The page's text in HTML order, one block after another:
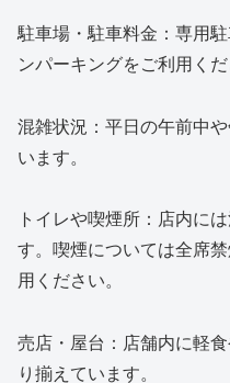
駐車場・駐車料金：専用
ンパーキングをご利用くだ
混雑状況：平日の午前中
います。
トイレや喫煙所：店内に
す。喫煙については全席
用ください。
売店・屋台：店舗内に軽
り揃えています。